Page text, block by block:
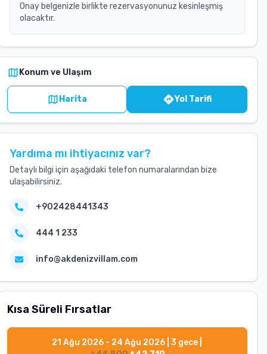
Onay belgenizle birlikte rezervasyonunuz kesinleşmiş
olacaktır.
Konum ve Ulaşım
Harita Yol Tarifi
Yardıma mı ihtiyacınız var?
Detaylı bilgi için aşağıdaki telefon numaralarından bize
ulaşabilirsiniz.
+902428441343
444 1 233
info@akdenizvillam.com
Kısa Süreli Fırsatlar
21 Ağu 2026 - 24 Ağu 2026 |3 gece |